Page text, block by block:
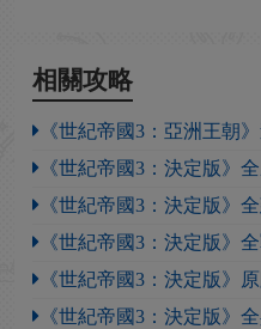
相關攻略
《世紀帝國3：亞洲王朝
《世紀帝國3：決定版》
《世紀帝國3：決定版》
《世紀帝國3：決定版》
《世紀帝國3：決定版》
《世紀帝國3：決定版》